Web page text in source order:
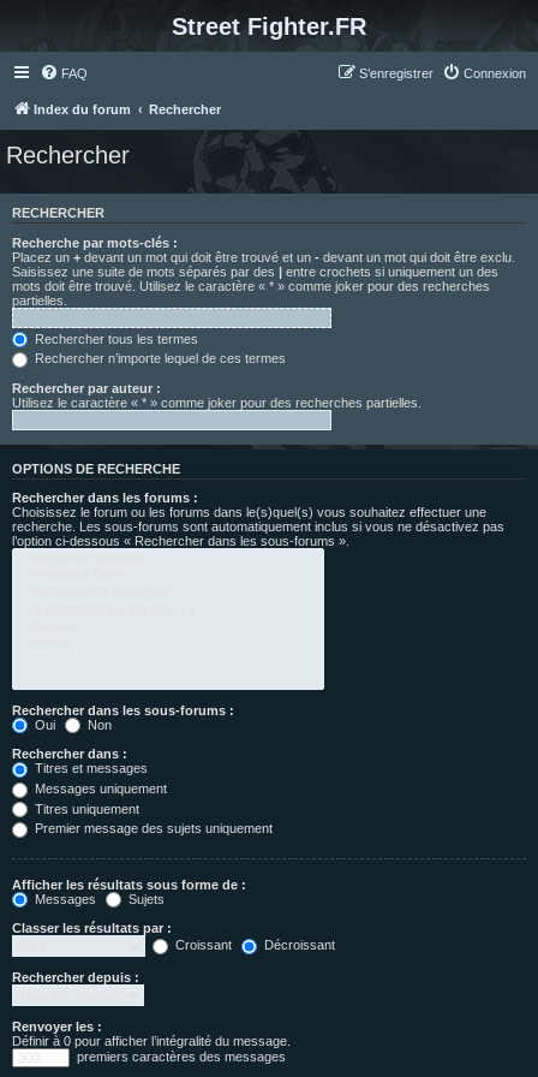
Street Fighter.FR
FAQ Connexion
S’enregistrer
Index du forum Rechercher
Rechercher
RECHERCHER
Recherche par mots-clés :
Placez un + devant un mot qui doit être trouvé et un - devant un mot qui doit être exclu.
Saisissez une suite de mots séparés par des | entre crochets si uniquement un des
mots doit être trouvé. Utilisez le caractère « * » comme joker pour des recherches
partielles.
Rechercher tous les termes
Rechercher n’importe lequel de ces termes
Rechercher par auteur :
Utilisez le caractère « * » comme joker pour des recherches partielles.
OPTIONS DE RECHERCHE
Rechercher dans les forums :
Choisissez le forum ou les forums dans le(s)quel(s) vous souhaitez effectuer une
recherche. Les sous-forums sont automatiquement inclus si vous ne désactivez pas
l’option ci-dessous « Rechercher dans les sous-forums ».
Rechercher dans les sous-forums :
Oui
Non
Rechercher dans :
Titres et messages
Messages uniquement
Titres uniquement
Premier message des sujets uniquement
Afficher les résultats sous forme de :
Messages
Sujets
Classer les résultats par :
Croissant
Décroissant
Rechercher depuis :
Renvoyer les :
Définir à 0 pour afficher l’intégralité du message.
premiers caractères des messages